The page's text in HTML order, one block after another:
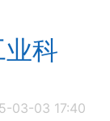
科
03-03 17:40